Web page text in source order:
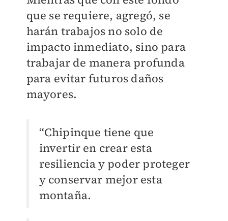
que se requiere, agregó, se
harán trabajos no solo de
impacto inmediato, sino para
trabajar de manera profunda
para evitar futuros daños
mayores.
“Chipinque tiene que
invertir en crear esta
resiliencia y poder proteger
y conservar mejor esta
montaña.